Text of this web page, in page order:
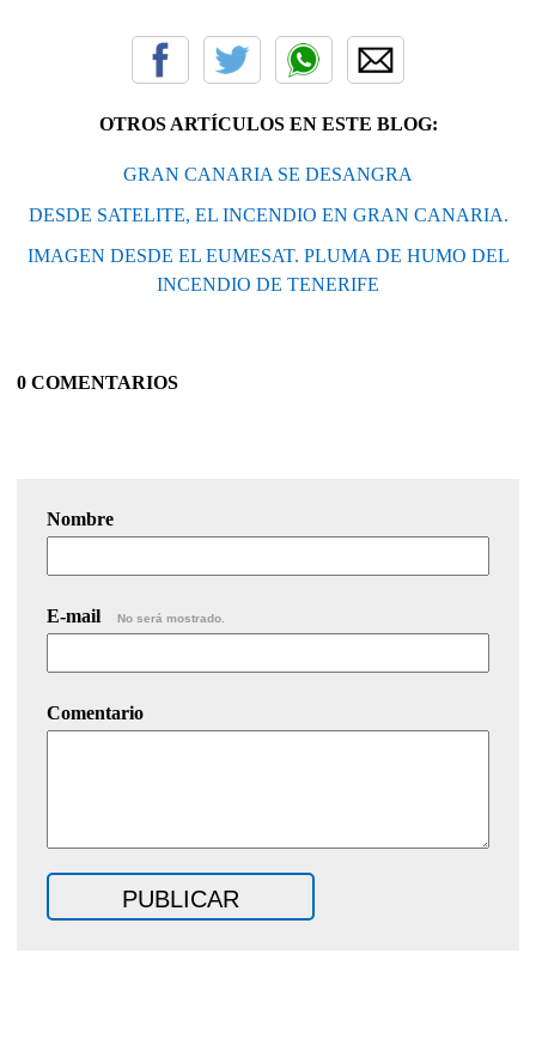
OTROS ARTÍCULOS EN ESTE BLOG:
GRAN CANARIA SE DESANGRA
DESDE SATELITE, EL INCENDIO EN GRAN CANARIA.
IMAGEN DESDE EL EUMESAT. PLUMA DE HUMO DEL
INCENDIO DE TENERIFE
0 COMENTARIOS
Nombre
E-mail No será mostrado.
Comentario